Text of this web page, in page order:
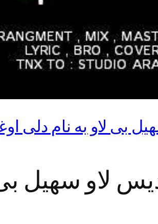
بی لاو به نام دلی
لاو سهیل